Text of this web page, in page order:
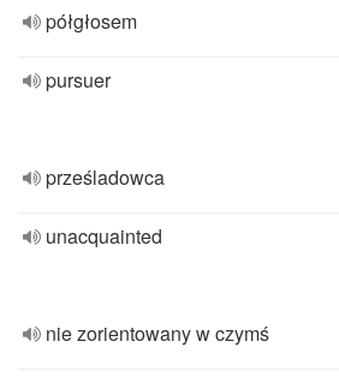
półgłosem
pursuer
prześladowca
unacquainted
nie zorientowany w czymś